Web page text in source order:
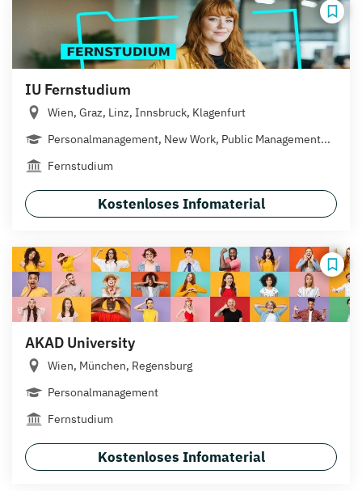
IU Fernstudium
Wien, Graz, Linz, Innsbruck, Klagenfurt
Personalmanagement, New Work, Public Management...
Fernstudium
Kostenloses Infomaterial
AKAD University
Wien, München, Regensburg
Personalmanagement
Fernstudium
Kostenloses Infomaterial